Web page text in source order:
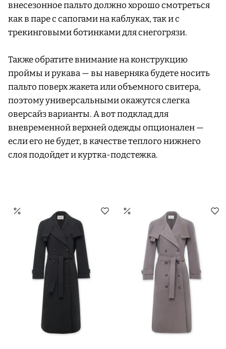
внесезонное пальто должно хорошо смотреться
как в паре с сапогами на каблуках, так и с
трекинговыми ботинками для снегогрязи.
Также обратите внимание на конструкцию
проймы и рукава — вы наверняка будете носить
пальто поверх жакета или объемного свитера,
поэтому универсальными окажутся слегка
оверсайз варианты. А вот подклад для
вневременной верхней одежды опционален —
если его не будет, в качестве теплого нижнего
слоя подойдет и куртка-подстежка.